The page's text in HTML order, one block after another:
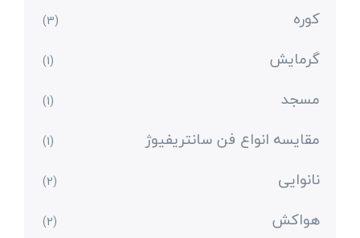
کوره (3)
گرمایش (1)
مسجد (1)
مقایسه انواع فن سانتریفیوژ (1)
نانوایی (2)
هواکش (2)